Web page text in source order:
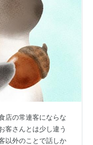
店の常連客にならな
客さんとは少し違う
以外のことで話しか